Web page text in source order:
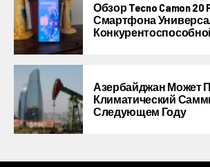
Обзор Tecno Camon 20
Смартфона
Азербайджан Может
Климатический
Следующем Году